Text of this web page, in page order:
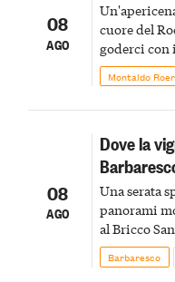
08
AGO
cuore del
goderci con
Montaldo
08
AGO
Dove la
Una serata
panorami
al Bricco
Barbaresco